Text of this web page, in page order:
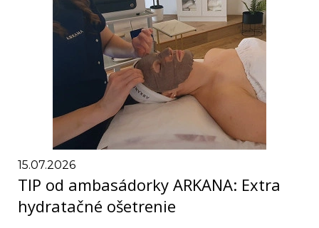
15.07.2026
TIP od ambasádorky ARKANA: Extra
hydratačné ošetrenie